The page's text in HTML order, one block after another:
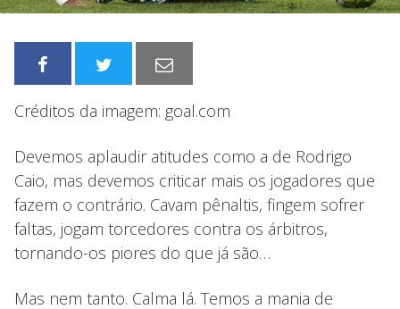
Créditos da imagem: goal.com
Devemos aplaudir atitudes como a de Rodrigo
Caio, mas devemos criticar mais os jogadores que
fazem o contrário. Cavam pênaltis, fingem sofrer
faltas, jogam torcedores contra os árbitros,
tornando-os piores do que já são…
Mas nem tanto. Calma lá. Temos a mania de